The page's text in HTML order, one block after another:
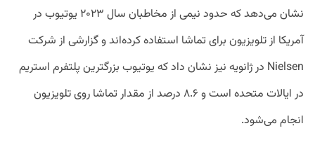
نشان می‌دهد که حدود نیمی از مخاطبان سال ۲۰۲۳ یوتیوب در
آمریکا از تلویزیون برای تماشا استفاده کرده‌اند و گزارشی از شرکت
Nielsen در ژانویه نیز نشان داد که یوتیوب بزرگترین پلتفرم استریم
در ایالات متحده است و ۸.۶ درصد از مقدار تماشا روی تلویزیون
انجام می‌شود.